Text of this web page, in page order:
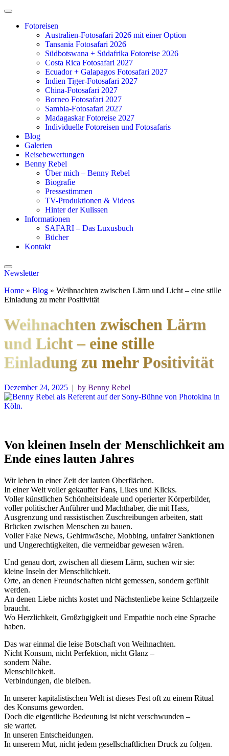
Zum
springenFotoreisen
Australien-Fotosafari 2026 mit einer Option
Tansania Fotosafari 2026
Südbotswana + Südafrika Fotoreise 2026
Costa Rica Fotosafari 2027
Ecuador + Galapagos Fotosafari 2027
Indien Tiger-Fotosafari 2027
China-Fotosafari 2027
Borneo Fotosafari 2027
Sambia-Fotosafari 2027
Madagaskar Fotoreise 2027
Individuelle Fotoreisen und Fotosafaris
Blog
Galerien
Reisebewertungen
Benny Rebel
Über mich – Benny Rebel
Biografie
Pressestimmen
TV-Produktionen & Videos
Hinter der Kulissen
Informationen
SAFARI – Das Luxusbuch
Bücher
Kontakt
Newsletter
Home » Blog » Weihnachten zwischen Lärm und Licht – eine stille
Einladung zu mehr Positivität
Weihnachten zwischen Lärm
und Licht – eine stille
Einladung zu mehr Positivität
Dezember 24, 2025 | by Benny Rebel
Von kleinen Inseln der Menschlichkeit am
Ende eines lauten Jahres
Wir leben in einer Zeit der lauten Oberflächen.
In einer Welt voller gekaufter Fans, Likes und Klicks.
Voller künstlichen Schönheitsideale und operierter Körperbilder,
voller politischer Anführer und Machthaber, die mit Hass,
Ausgrenzung und rassistischen Zuschreibungen arbeiten, statt
Brücken zwischen Menschen zu bauen.
Voller Fake News, Gehirnwäsche, Mobbing, unfairer Sanktionen
und Ungerechtigkeiten, die vermeidbar gewesen wären.
Und genau dort, zwischen all diesem Lärm, suchen wir sie:
kleine Inseln der Menschlichkeit.
Orte, an denen Freundschaften nicht gemessen, sondern gefühlt
werden.
An denen Liebe nichts kostet und Nächstenliebe keine Schlagzeile
braucht.
Wo Herzlichkeit, Großzügigkeit und Empathie noch eine Sprache
haben.
Das war einmal die leise Botschaft von Weihnachten.
Nicht Konsum, nicht Perfektion, nicht Glanz –
sondern Nähe.
Menschlichkeit.
Verbindungen, die bleiben.
In unserer kapitalistischen Welt ist dieses Fest oft zu einem Ritual
des Konsums geworden.
Doch die eigentliche Bedeutung ist nicht verschwunden –
sie wartet.
In unseren Entscheidungen.
In unserem Mut, nicht jedem gesellschaftlichen Druck zu folgen.